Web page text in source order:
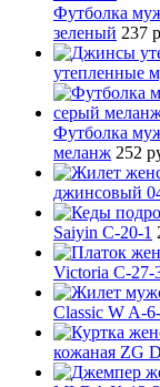
Футболка
зеленый 237
утепленные
Футболка
меланж 252
джинсовый
Saiyin C-20-1
Victoria C-27-
Classic W A-
кожаная ZG